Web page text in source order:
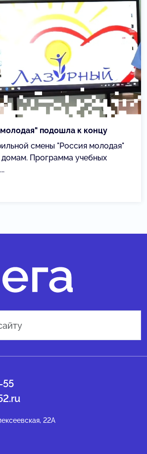
подошла к концу
смены "Россия молодая"
домам. Программа учебных
55
22А